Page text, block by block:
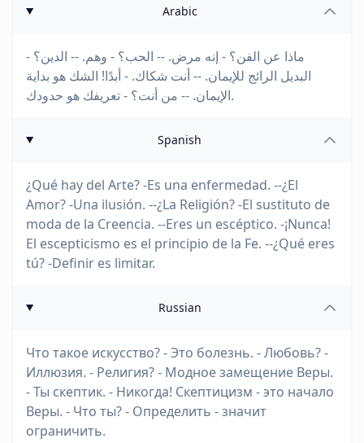
Arabic
ماذا عن الفن؟ - إنه مرض. -- الحب؟ - وهم. -- الدين؟ -
البديل الرائج للإيمان. -- أنت شكاك. - أبدًا! الشك هو بداية
الإيمان. -- من أنت؟ - تعريفك هو حدودك.
Spanish
¿Qué hay del Arte? -Es una enfermedad. --¿El
Amor? -Una ilusión. --¿La Religión? -El sustituto de
moda de la Creencia. --Eres un escéptico. -¡Nunca!
El escepticismo es el principio de la Fe. --¿Qué eres
tú? -Definir es limitar.
Russian
Что такое искусство? - Это болезнь. - Любовь? -
Иллюзия. - Религия? - Модное замещение Веры.
- Ты скептик. - Никогда! Скептицизм - это начало
Веры. - Что ты? - Определить - значит
ограничить.